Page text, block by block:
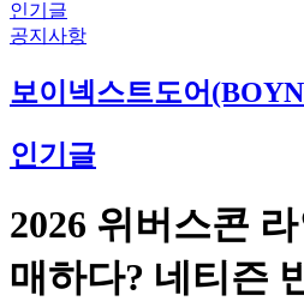
인기글
공지사항
보이넥스트도어
인기글
2026 위버스콘
매하다? 네티즌